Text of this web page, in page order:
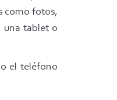
como fotos,
una tablet o
el teléfono